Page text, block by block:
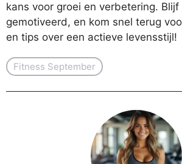
kans voor groei en verbetering.
gemotiveerd, en kom snel terug
en tips over een actieve levensstijl!
Fitness September